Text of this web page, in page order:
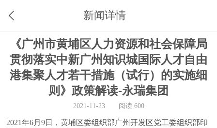
新闻详情
《广州市黄埔区人力资源和社会保障局
贯彻落实中新广州知识城国际人才自由
港集聚人才若干措施（试行）的实施细
则》政策解读-永瑞集团
2021-11-23 阅读 600
2021年6月9日，黄埔区委组织部广州开发区党工委组织部印